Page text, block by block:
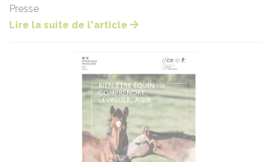
Presse
Lire la suite de l'article